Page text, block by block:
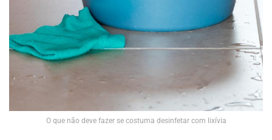
O que não deve fazer se costuma desinfetar com lixívia